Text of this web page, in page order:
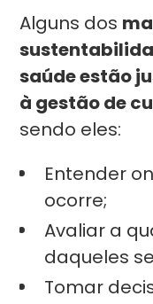
Alguns dos
saúde estão
à gestão de
sendo eles:
Entender
ocorre;
Avaliar a
daqueles
Tomar